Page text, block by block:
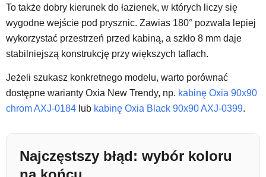
To także dobry kierunek do łazienek, w których liczy się
wygodne wejście pod prysznic. Zawias 180° pozwala lepiej
wykorzystać przestrzeń przed kabiną, a szkło 8 mm daje
stabilniejszą konstrukcję przy większych taflach.
Jeżeli szukasz konkretnego modelu, warto porównać
dostępne warianty Oxia New Trendy, np. kabinę Oxia 90x90
chrom AXJ-0184 lub kabinę Oxia Black 90x90 AXJ-0399.
Najczęstszy błąd: wybór koloru